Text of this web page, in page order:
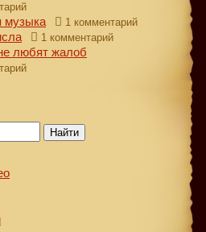
музыка 1 комментарий
1 комментарий
любят жалоб
Найти